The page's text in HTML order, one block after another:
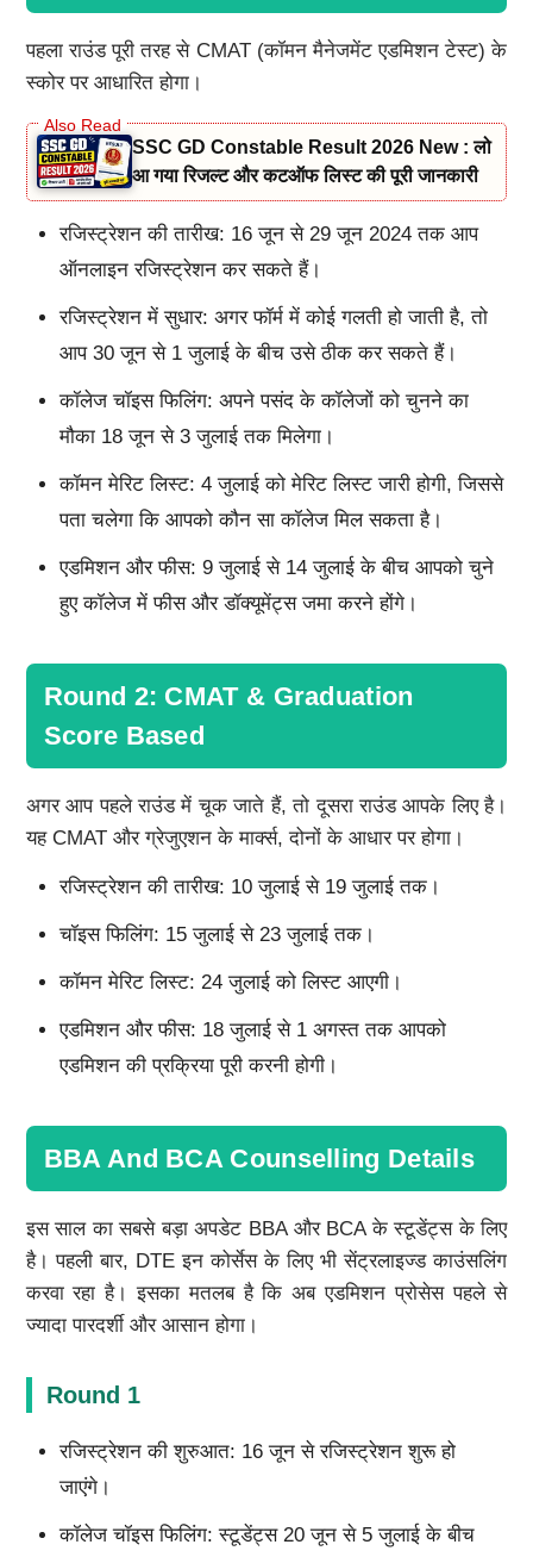
पहला राउंड पूरी तरह से CMAT (कॉमन मैनेजमेंट एडमिशन टेस्ट) के
स्कोर पर आधारित होगा।
SSC GD Constable Result 2026 New : लो
आ गया रिजल्ट और कटऑफ लिस्ट की पूरी जानकारी
रजिस्ट्रेशन की तारीख: 16 जून से 29 जून 2024 तक आप
ऑनलाइन रजिस्ट्रेशन कर सकते हैं।
रजिस्ट्रेशन में सुधार: अगर फॉर्म में कोई गलती हो जाती है, तो
आप 30 जून से 1 जुलाई के बीच उसे ठीक कर सकते हैं।
कॉलेज चॉइस फिलिंग: अपने पसंद के कॉलेजों को चुनने का
मौका 18 जून से 3 जुलाई तक मिलेगा।
कॉमन मेरिट लिस्ट: 4 जुलाई को मेरिट लिस्ट जारी होगी, जिससे
पता चलेगा कि आपको कौन सा कॉलेज मिल सकता है।
एडमिशन और फीस: 9 जुलाई से 14 जुलाई के बीच आपको चुने
हुए कॉलेज में फीस और डॉक्यूमेंट्स जमा करने होंगे।
Round 2: CMAT & Graduation
Score Based
अगर आप पहले राउंड में चूक जाते हैं, तो दूसरा राउंड आपके लिए है।
यह CMAT और ग्रेजुएशन के मार्क्स, दोनों के आधार पर होगा।
रजिस्ट्रेशन की तारीख: 10 जुलाई से 19 जुलाई तक।
चॉइस फिलिंग: 15 जुलाई से 23 जुलाई तक।
कॉमन मेरिट लिस्ट: 24 जुलाई को लिस्ट आएगी।
एडमिशन और फीस: 18 जुलाई से 1 अगस्त तक आपको
एडमिशन की प्रक्रिया पूरी करनी होगी।
BBA And BCA Counselling Details
इस साल का सबसे बड़ा अपडेट BBA और BCA के स्टूडेंट्स के लिए
है। पहली बार, DTE इन कोर्सेस के लिए भी सेंट्रलाइज्ड काउंसलिंग
करवा रहा है। इसका मतलब है कि अब एडमिशन प्रोसेस पहले से
ज्यादा पारदर्शी और आसान होगा।
Round 1
रजिस्ट्रेशन की शुरुआत: 16 जून से रजिस्ट्रेशन शुरू हो
जाएंगे।
कॉलेज चॉइस फिलिंग: स्टूडेंट्स 20 जून से 5 जुलाई के बीच